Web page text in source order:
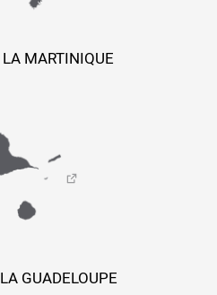
MARTINIQUE
GUADELOUPE